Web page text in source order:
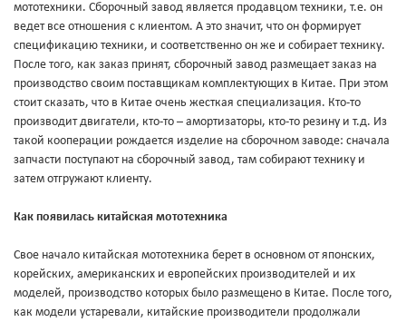
мототехники. Сборочный завод является продавцом техники, т.е. он
ведет все отношения с клиентом. А это значит, что он формирует
спецификацию техники, и соответственно он же и собирает технику.
После того, как заказ принят, сборочный завод размещает заказ на
производство своим поставщикам комплектующих в Китае. При этом
стоит сказать, что в Китае очень жесткая специализация. Кто-то
производит двигатели, кто-то – амортизаторы, кто-то резину и т.д. Из
такой кооперации рождается изделие на сборочном заводе: сначала
запчасти поступают на сборочный завод, там собирают технику и
затем отгружают клиенту.
Как появилась китайская мототехника
Свое начало китайская мототехника берет в основном от японских,
корейских, американских и европейских производителей и их
моделей, производство которых было размещено в Китае. После того,
как модели устаревали, китайские производители продолжали